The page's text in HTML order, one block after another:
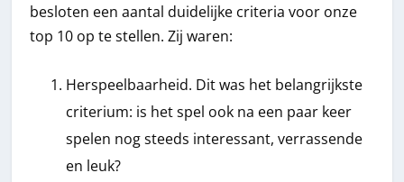
besloten een aantal duidelijke criteria voor onze
top 10 op te stellen. Zij waren:
Herspeelbaarheid. Dit was het belangrijkste
criterium: is het spel ook na een paar keer
spelen nog steeds interessant, verrassende
en leuk?